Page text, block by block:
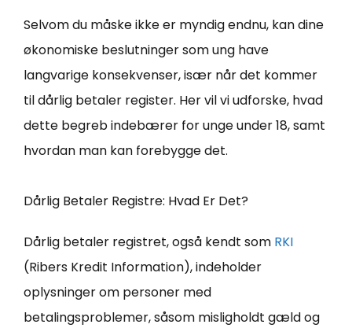
Selvom du måske ikke er myndig endnu, kan dine
økonomiske beslutninger som ung have
langvarige konsekvenser, især når det kommer
til dårlig betaler register. Her vil vi udforske, hvad
dette begreb indebærer for unge under 18, samt
hvordan man kan forebygge det.
Dårlig Betaler Registre: Hvad Er Det?
Dårlig betaler registret, også kendt som RKI
(Ribers Kredit Information), indeholder
oplysninger om personer med
betalingsproblemer, såsom misligholdt gæld og